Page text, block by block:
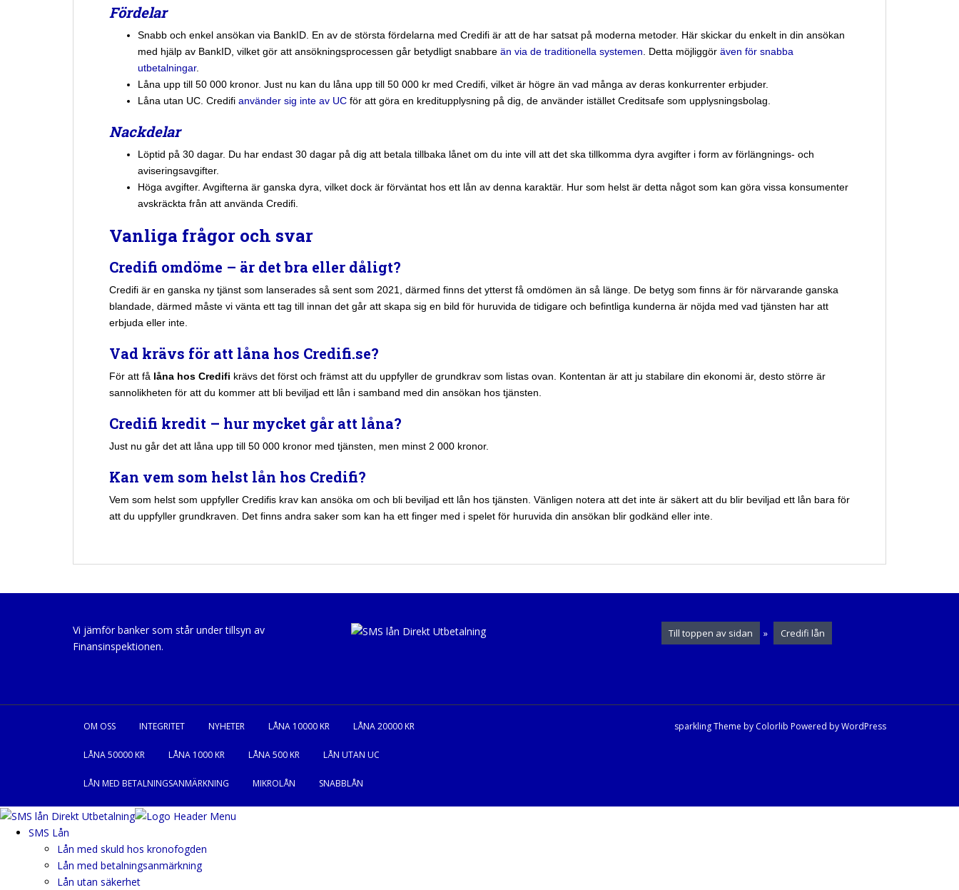
Fördelar
Snabb och enkel ansökan via BankID. En av de största fördelarna med Credifi är att de har satsat på moderna metoder. Här skickar du enkelt in din ansökan
med hjälp av BankID, vilket gör att ansökningsprocessen går betydligt snabbare än via de traditionella systemen . Detta möjliggör även för snabba
utbetalningar.
Låna upp till 50 000 kronor. Just nu kan du låna upp till 50 000 kr med Credifi, vilket är högre än vad många av deras konkurrenter erbjuder.
Låna utan UC. Credifi använder sig inte av UC för att göra en kreditupplysning på dig, de använder istället Creditsafe som upplysningsbolag.
Nackdelar
Löptid på 30 dagar. Du har endast 30 dagar på dig att betala tillbaka lånet om du inte vill att det ska tillkomma dyra avgifter i form av förlängnings- och
aviseringsavgifter.
Höga avgifter. Avgifterna är ganska dyra, vilket dock är förväntat hos ett lån av denna karaktär. Hur som helst är detta något som kan göra vissa konsumenter
avskräckta från att använda Credifi.
Vanliga frågor och svar
Credifi omdöme – är det bra eller dåligt?
Credifi är en ganska ny tjänst som lanserades så sent som 2021, därmed finns det ytterst få omdömen än så länge. De betyg som finns är för närvarande ganska
blandade, därmed måste vi vänta ett tag till innan det går att skapa sig en bild för huruvida de tidigare och befintliga kunderna är nöjda med vad tjänsten har att
erbjuda eller inte.
Vad krävs för att låna hos Credifi.se?
För att få låna hos Credifi krävs det först och främst att du uppfyller de grundkrav som listas ovan. Kontentan är att ju stabilare din ekonomi är, desto större är
sannolikheten för att du kommer att bli beviljad ett lån i samband med din ansökan hos tjänsten.
Credifi kredit – hur mycket går att låna?
Just nu går det att låna upp till 50 000 kronor med tjänsten, men minst 2 000 kronor.
Kan vem som helst lån hos Credifi?
Vem som helst som uppfyller Credifis krav kan ansöka om och bli beviljad ett lån hos tjänsten. Vänligen notera att det inte är säkert att du blir beviljad ett lån bara för
att du uppfyller grundkraven. Det finns andra saker som kan ha ett finger med i spelet för huruvida din ansökan blir godkänd eller inte.
Vi jämför banker som står under tillsyn av
Finansinspektionen.
Till toppen av sidan » Credifi lån
OM OSS INTEGRITET NYHETER LÅNA 10000 KR LÅNA 20000 KR
LÅNA 50000 KR LÅNA 1000 KR LÅNA 500 KR LÅN UTAN UC
LÅN MED BETALNINGSANMÄRKNING MIKROLÅN SNABBLÅN
sparkling Theme by Colorlib Powered byWordPress
SMS Lån
Lån med skuld hos kronofogden
Lån med betalningsanmärkning
Lån utan säkerhet